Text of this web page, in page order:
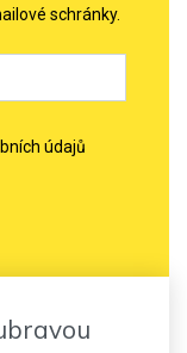
schránky.
údajů